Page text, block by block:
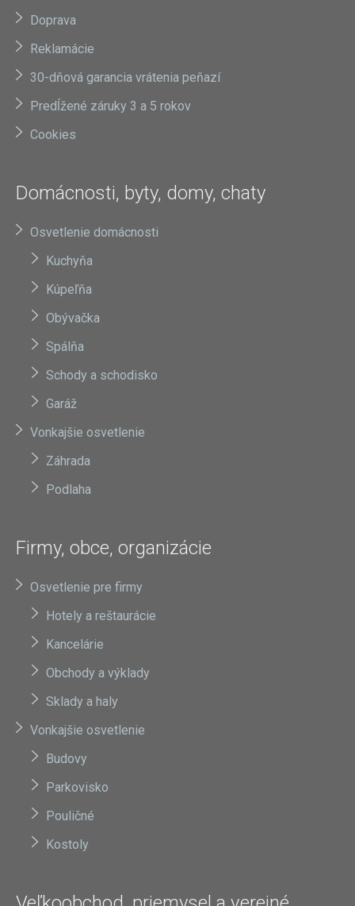
Doprava
Reklamácie
30-dňová garancia vrátenia peňazí
Predĺžené záruky 3 a 5 rokov
Cookies
Domácnosti, byty, domy, chaty
Osvetlenie domácnosti
Kuchyňa
Kúpeľňa
Obývačka
Spálňa
Schody a schodisko
Garáž
Vonkajšie osvetlenie
Záhrada
Podlaha
Firmy, obce, organizácie
Osvetlenie pre firmy
Hotely a reštaurácie
Kancelárie
Obchody a výklady
Sklady a haly
Vonkajšie osvetlenie
Budovy
Parkovisko
Pouličné
Kostoly